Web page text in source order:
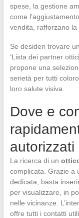
spese, la gestione
come
vendita, rafforzano la
Se desideri trovare
‘Lista dei partner
propone una
serietà per tutti
loro salute visiva.
Dove e
autorizzati
La ricerca di un
complicata. Grazie a
dedicata, basta
per visualizzare, in
nelle vicinanze.
offre tutti i contatti